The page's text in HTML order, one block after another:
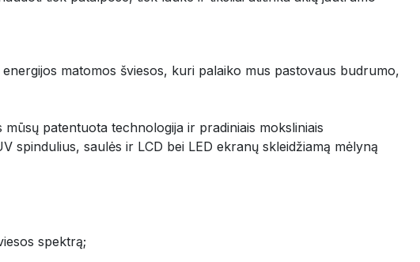
matomos šviesos, kuri palaiko mus pastovaus budrumo,
patentuota technologija ir pradiniais moksliniais
spindulius, saulės ir LCD bei LED ekranų skleidžiamą mėlyną
spektrą;